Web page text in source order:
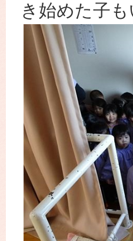
き始めた子も